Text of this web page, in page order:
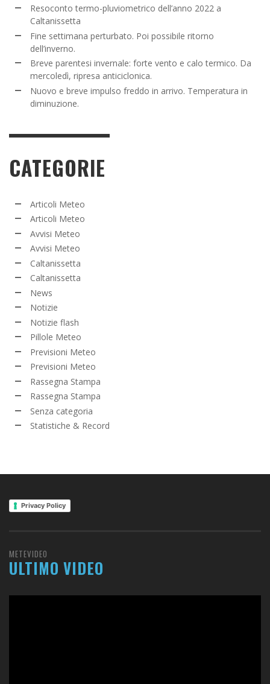
Resoconto termo-pluviometrico dell’anno 2022 a
Caltanissetta
Fine settimana perturbato. Poi possibile ritorno
dell’inverno.
Breve parentesi invernale: forte vento e calo termico. Da
mercoledì, ripresa anticiclonica.
Nuovo e breve impulso freddo in arrivo. Temperatura in
diminuzione.
CATEGORIE
Articoli Meteo
Articoli Meteo
Avvisi Meteo
Avvisi Meteo
Caltanissetta
Caltanissetta
News
Notizie
Notizie flash
Pillole Meteo
Previsioni Meteo
Previsioni Meteo
Rassegna Stampa
Rassegna Stampa
Senza categoria
Statistiche & Record
Privacy Policy
METEVIDEO
ULTIMO VIDEO